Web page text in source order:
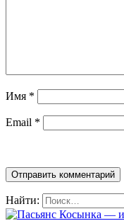
Имя *
Email *
Найти: